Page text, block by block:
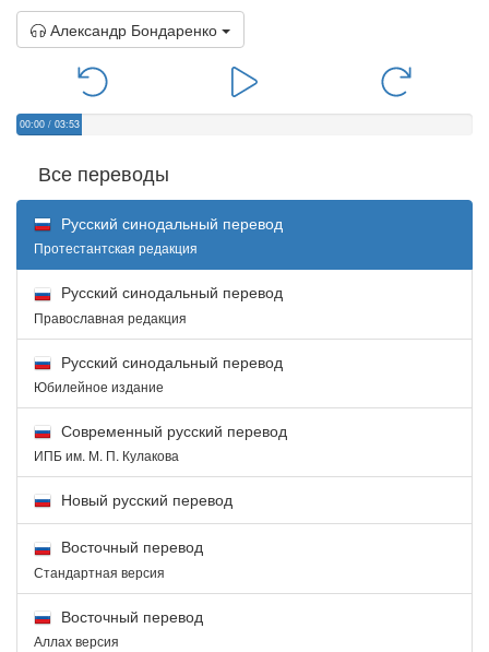
Александр Бондаренко
00:00 / 03:53
Все переводы
Русский синодальный перевод
Протестантская редакция
Русский синодальный перевод
Православная редакция
Русский синодальный перевод
Юбилейное издание
Современный русский перевод
ИПБ им. М. П. Кулакова
Новый русский перевод
Восточный перевод
Стандартная версия
Восточный перевод
Аллах версия